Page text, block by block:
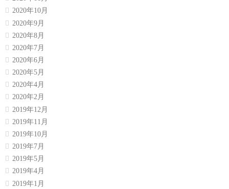
2020年10月
2020年9月
2020年8月
2020年7月
2020年6月
2020年5月
2020年4月
2020年2月
2019年12月
2019年11月
2019年10月
2019年7月
2019年5月
2019年4月
2019年1月